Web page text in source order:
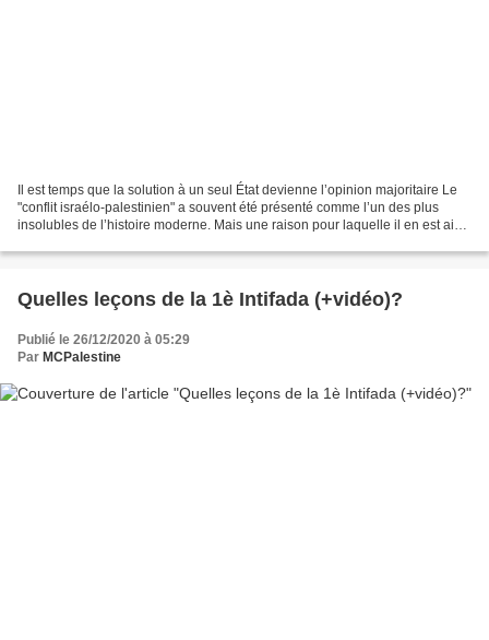
Il est temps que la solution à un seul État devienne l’opinion majoritaire Le
"conflit israélo-palestinien" a souvent été présenté comme l’un des plus
insolubles de l’histoire moderne. Mais une raison pour laquelle il en est ainsi
Quelles leçons de la 1è Intifada (+vidéo)?
Publié le 26/12/2020 à 05:29
Par MCPalestine